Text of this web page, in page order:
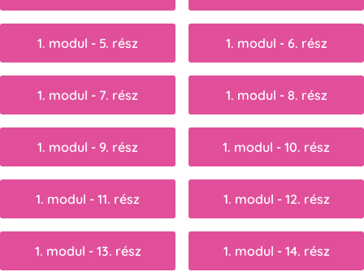
1. modul - 5. rész 1. modul - 6. rész
1. modul - 7. rész 1. modul - 8. rész
1. modul - 9. rész 1. modul - 10. rész
1. modul - 11. rész 1. modul - 12. rész
1. modul - 13. rész 1. modul - 14. rész